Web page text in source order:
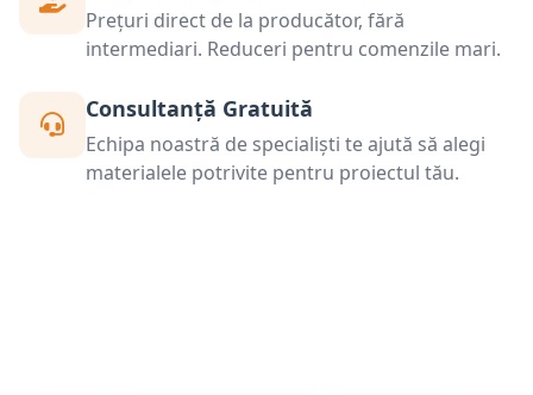
Prețuri direct de la producător, fără
intermediari. Reduceri pentru comenzile mari.
Consultanță Gratuită
Echipa noastră de specialiști te ajută să alegi
materialele potrivite pentru proiectul tău.